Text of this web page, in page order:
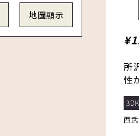
所
性
西
地圖顯示